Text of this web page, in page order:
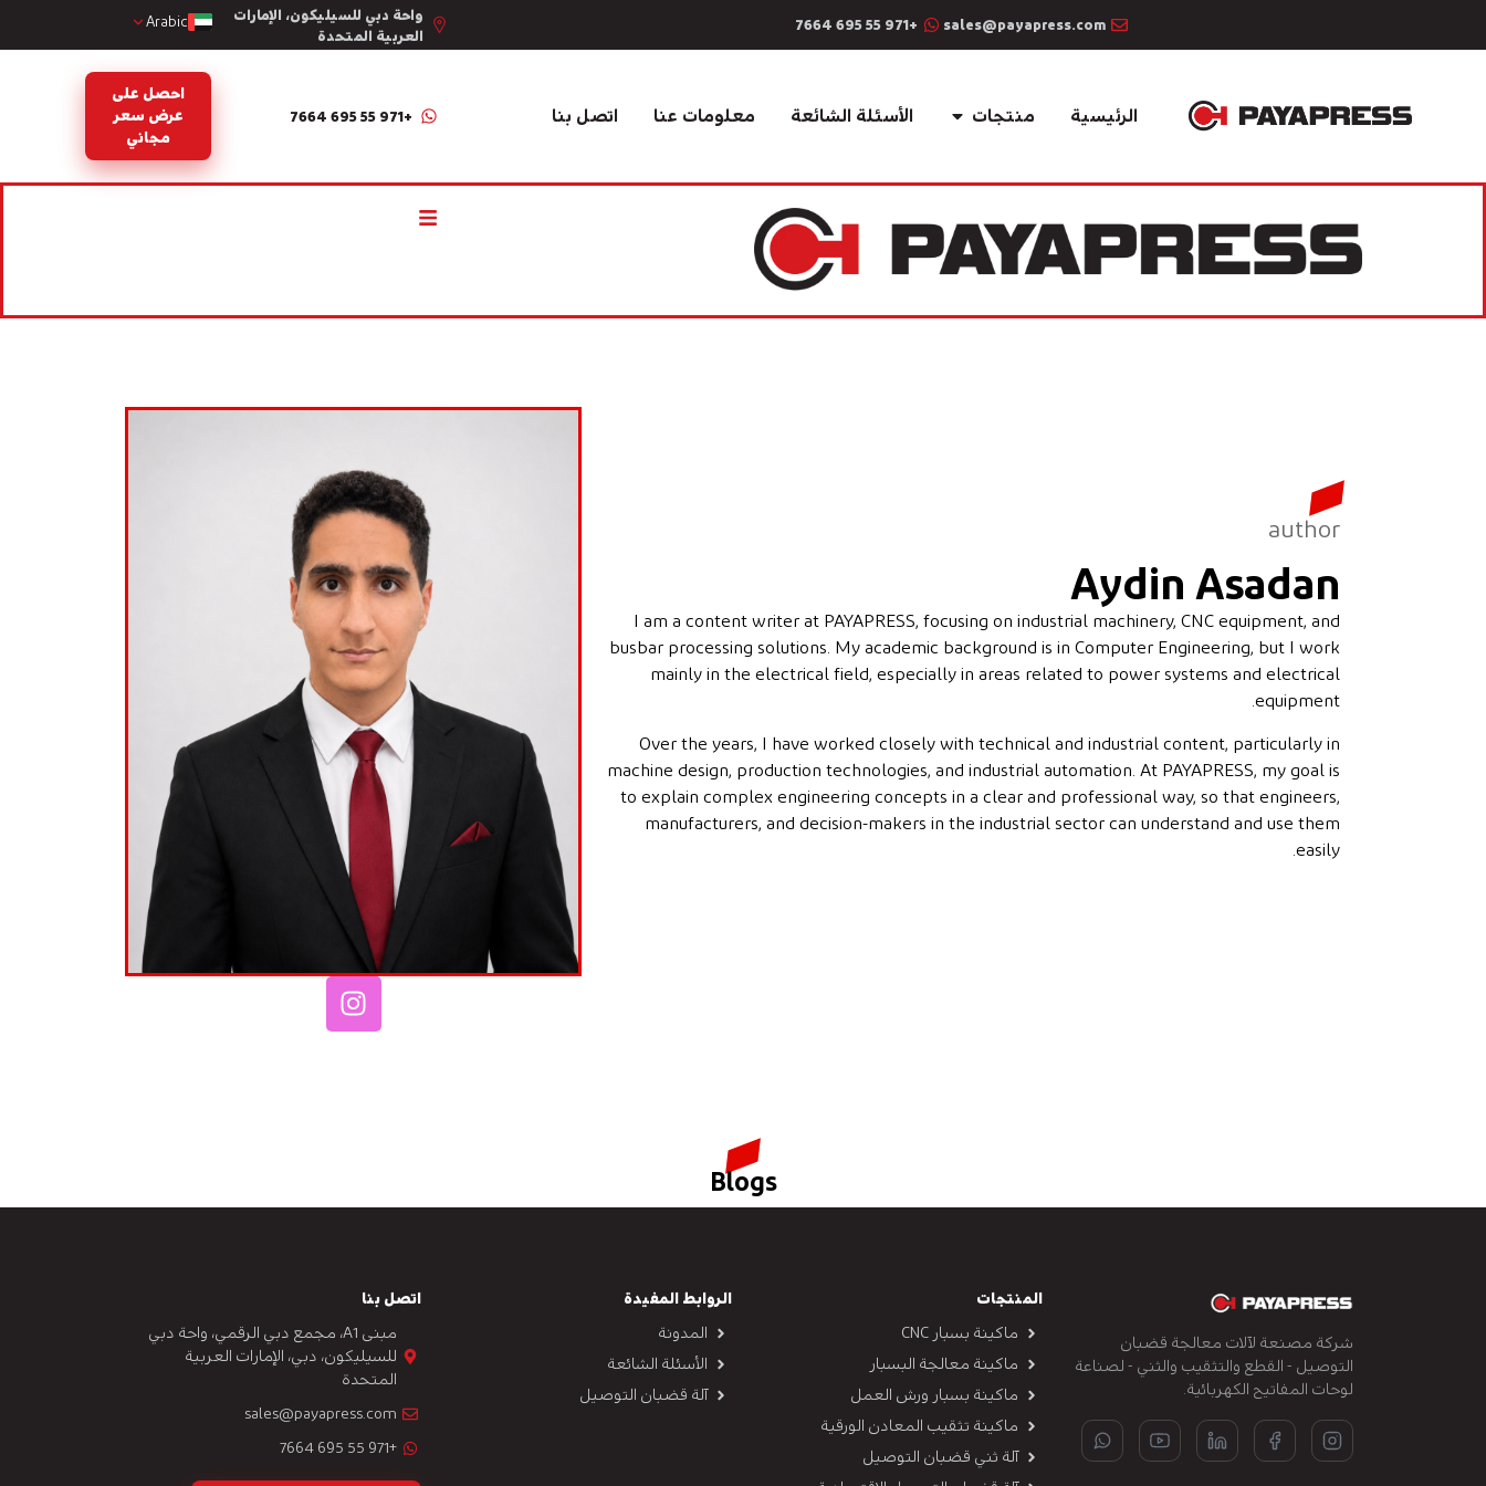
sales@payapress.com
+971 55 695 7664
واحة دبي للسيليكون، الإمارات
العربية المتحدة
Arabic
الرئيسية منتجات الأسئلة الشائعة معلومات عنا اتصل بنا +971 55 695 7664
احصل على
عرض سعر
مجاني
author
Aydin Asadan
I am a content writer at PAYAPRESS, focusing on industrial machinery, CNC equipment, and
busbar processing solutions. My academic background is in Computer Engineering, but I work
mainly in the electrical field, especially in areas related to power systems and electrical
equipment.
Over the years, I have worked closely with technical and industrial content, particularly in
machine design, production technologies, and industrial automation. At PAYAPRESS, my goal is
to explain complex engineering concepts in a clear and professional way, so that engineers,
manufacturers, and decision-makers in the industrial sector can understand and use them
easily.
Blogs
شركة مصنعة لآلات معالجة قضبان
التوصيل - القطع والتثقيب والثني - لصناعة
لوحات المفاتيح الكهربائية.
المنتجات
ماكينة بسبار CNC
ماكينة معالجة البسبار
ماكينة بسبار ورش العمل
ماكينة تثقيب المعادن الورقية
آلة ثني قضبان التوصيل
الروابط المفيدة
المدونة
الأسئلة الشائعة
آلة قضبان التوصيل
اتصل بنا
مبنى A1، مجمع دبي الرقمي، واحة دبي
للسيليكون، دبي، الإمارات العربية
المتحدة
sales@payapress.com
+971 55 695 7664